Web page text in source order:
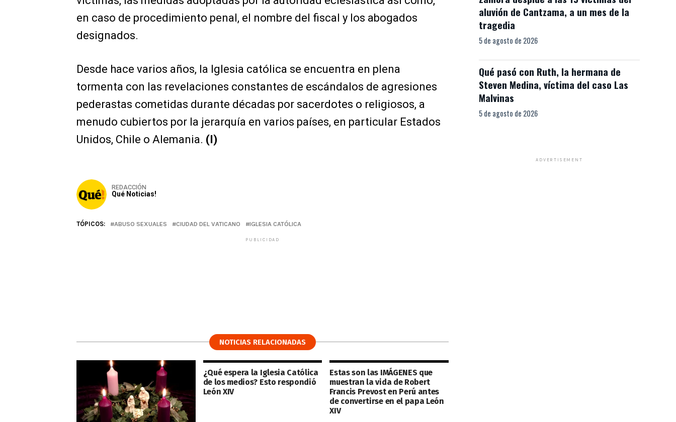
en caso de procedimiento penal, el nombre del fiscal y los abogados
designados.
Desde hace varios años, la Iglesia católica se encuentra en plena
tormenta con las revelaciones constantes de escándalos de agresiones
pederastas cometidas durante décadas por sacerdotes o religiosos, a
menudo cubiertos por la jerarquía en varios países, en particular Estados
Unidos, Chile o Alemania. (I)
REDACCIÓN
Qué Noticias!
TÓPICOS: ABUSO SEXUALES CIUDAD DEL VATICANO IGLESIA CATÓLICA
PUBLICIDAD
NOTICIAS RELACIONADAS
¿Qué espera la Iglesia Católica
de los medios? Esto respondió
León XIV
Estas son las IMÁGENES que
muestran la vida de Robert
Francis Prevost en Perú antes
de convertirse en el papa León
XIV
aluvión de Cantzama, a un mes de la
tragedia
5 de agosto de 2026
Qué pasó con Ruth, la hermana de
Steven Medina, víctima del caso Las
Malvinas
5 de agosto de 2026
ADVERTISEMENT